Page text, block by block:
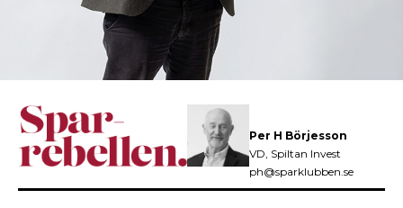
Per H Börjesson
VD, Spiltan Invest
ph@sparklubben.se